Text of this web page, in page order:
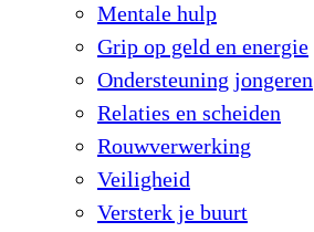
Mentale hulp
Grip op geld en energie
Ondersteuning jongeren
Relaties en scheiden
Rouwverwerking
Veiligheid
Versterk je buurt